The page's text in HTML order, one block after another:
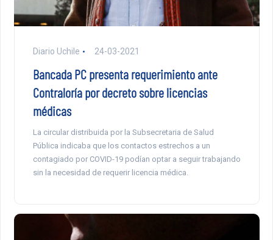
Diario Uchile 24-03-2021
Bancada PC presenta requerimiento ante
Contraloría por decreto sobre licencias
médicas
La circular distribuida por la Subsecretaria de Salud
Pública indicaba que los contactos estrechos a un
contagiado por COVID-19 podían optar a seguir trabajando
sin la necesidad de requerir licencia médica.